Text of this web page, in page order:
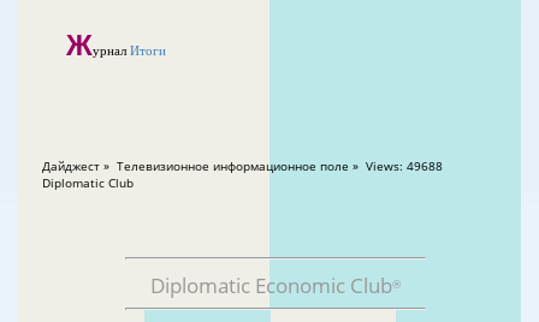
Журнал Итоги
Дайджест » Телевизионное информационное поле » Views: 49688
Diplomatic Club
Diplomatic Economic Club®